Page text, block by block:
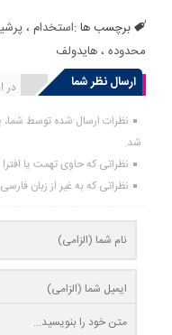
برچسب ها :استخدام ،
محدوده ،هایدولف
ارسال نظر شما
در انتشار یافته : 0
نظرات ارسال شده توسط
شد.
نظراتی که حاوی تهمت یا
نظراتی که به غیر از زبان